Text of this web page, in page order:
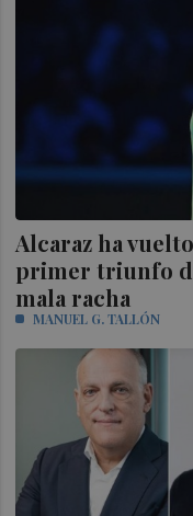
Alcaraz ha
primer triunfo
mala racha
MANUEL G. TALLÓN